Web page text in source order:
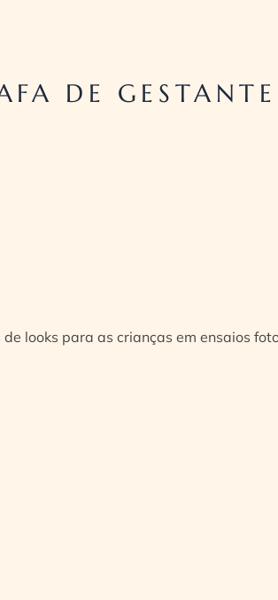
DE
de looks para as crianças em ensaios